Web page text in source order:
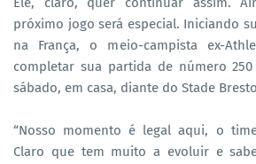
próximo jogo será especial. Iniciando
na França, o meio-campista ex-
completar sua partida de número
sábado, em casa, diante do Stade
“Nosso momento é legal aqui, o
Claro que tem muito a evoluir e